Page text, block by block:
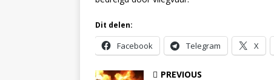
Dit delen:
Facebook Telegram X
PREVIOUS